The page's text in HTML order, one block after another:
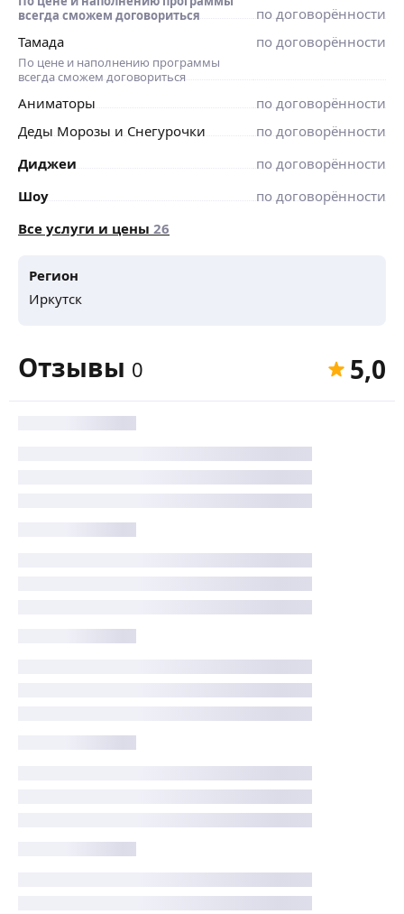
всегда сможем договориться
по договорённости
Тамада
По цене и наполнению программы
всегда сможем договориться
по договорённости
Аниматоры
по договорённости
Деды Морозы и Снегурочки
по договорённости
Диджеи
по договорённости
Шоу
по договорённости
Все услуги и цены 26
Регион
Иркутск
Отзывы 0 5,0